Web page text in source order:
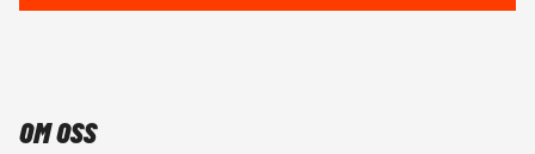
OM OSS